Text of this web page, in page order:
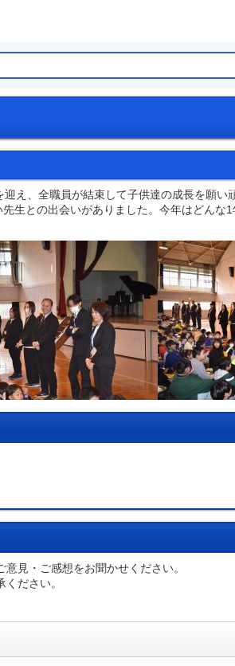
え、全職員が結束して子供達の成長を願
生との出会いがありました。今年はどん
見・ご感想をお聞かせください。
ださい。